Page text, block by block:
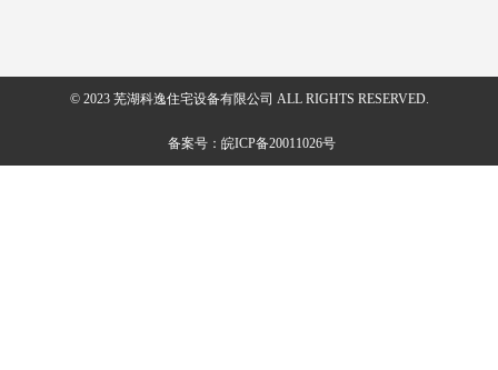
© 2023 芜湖科逸住宅设备有限公司 ALL RIGHTS RESERVED.
备案号：皖ICP备20011026号